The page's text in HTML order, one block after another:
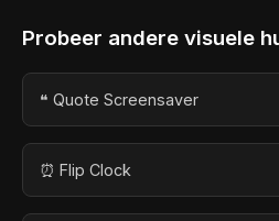
Probeer andere visuele
❝ Quote Screensaver
⏰ Flip Clock